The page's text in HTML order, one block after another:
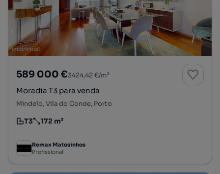
589 000 €3424,42 €/m²
Moradia T3 para venda
Mindelo, Vila do Conde, Porto
Tipologia
T3
Preço por metro quadrado
172 m²
Remax Matosinhos
Profissional